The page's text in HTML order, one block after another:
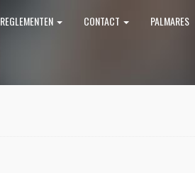
REGLEMENTEN CONTACT PALMARES